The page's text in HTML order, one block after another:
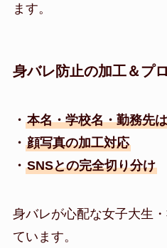
ます。
身バレ防止の加工＆プ
・ 本名・学校名・勤務先
・ 顔写真の加工対応
・ SNSとの完全切り分け
身バレが心配な女子大生
ています。